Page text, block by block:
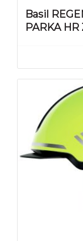
Basil
PARKA